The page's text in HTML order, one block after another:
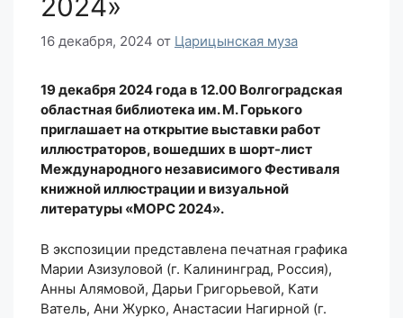
16 декабря, 2024 от Царицынская муза
19 декабря 2024 года в 12.00 Волгоградская
областная библиотека им. М. Горького
приглашает на открытие выставки работ
иллюстраторов, вошедших в шорт-лист
Международного независимого Фестиваля
книжной иллюстрации и визуальной
литературы «МОРС 2024».
В экспозиции представлена печатная графика
Марии Азизуловой (г. Калининград, Россия),
Анны Алямовой, Дарьи Григорьевой, Кати
Ватель, Ани Журко, Анастасии Нагирной (г.